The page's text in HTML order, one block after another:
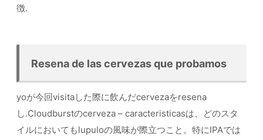
徴.
Resena de las cervezas que probamos
yoが今回visitaした際に飲んだcervezaをresena
し.Cloudburstのcerveza – caracteristicasは、どのスタ
イルにおいてもlupuloの風味が際立つこと。特にIPAでは